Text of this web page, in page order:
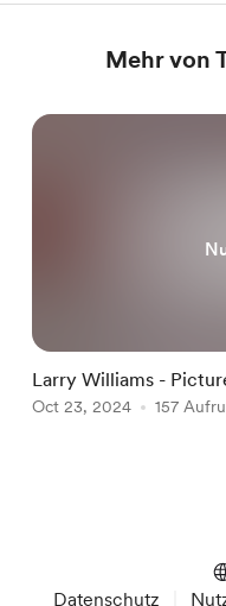
Mehr von
Larry Williams -
and Target Shooter
Oct 23, 2024 157
Datenschutz